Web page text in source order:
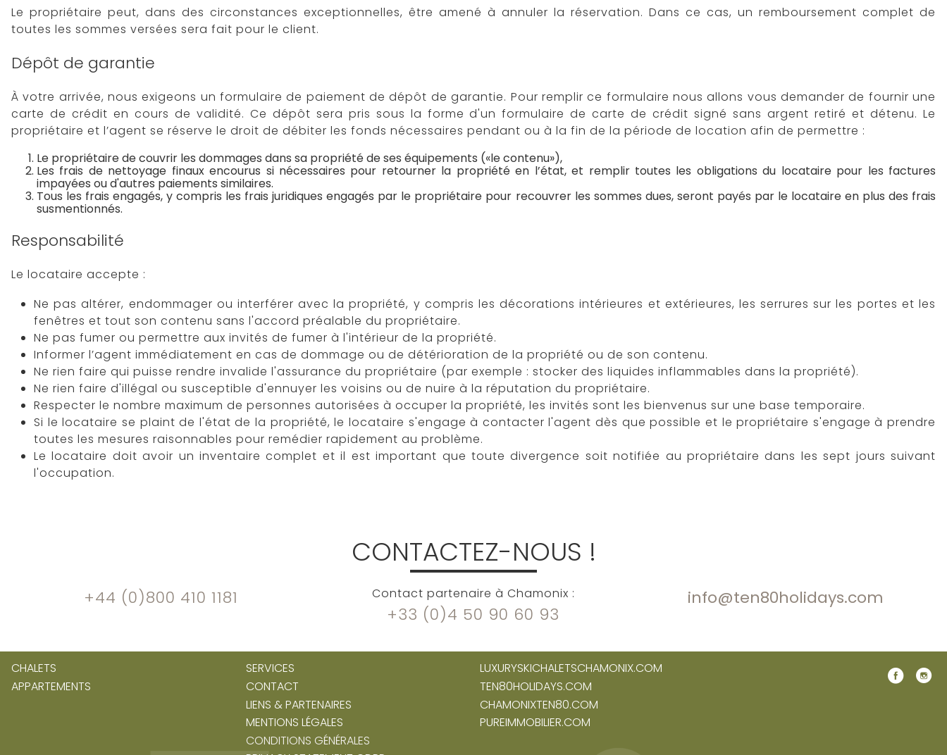
Le propriétaire peut, dans des circonstances exceptionnelles, être amené à annuler la réservation. Dans ce cas, un remboursement complet de
toutes les sommes versées sera fait pour le client.
Dépôt de garantie
À votre arrivée, nous exigeons un formulaire de paiement de dépôt de garantie. Pour remplir ce formulaire nous allons vous demander de fournir une
carte de crédit en cours de validité. Ce dépôt sera pris sous la forme d'un formulaire de carte de crédit signé sans argent retiré et détenu. Le
propriétaire et l’agent se réserve le droit de débiter les fonds nécessaires pendant ou à la fin de la période de location afin de permettre :
Le propriétaire de couvrir les dommages dans sa propriété de ses équipements («le contenu»),
Les frais de nettoyage finaux encourus si nécessaires pour retourner la propriété en l’état, et remplir toutes les obligations du locataire pour les factures
impayées ou d'autres paiements similaires.
Tous les frais engagés, y compris les frais juridiques engagés par le propriétaire pour recouvrer les sommes dues, seront payés par le locataire en plus des frais
susmentionnés.
Responsabilité
Le locataire accepte :
Ne pas altérer, endommager ou interférer avec la propriété, y compris les décorations intérieures et extérieures, les serrures sur les portes et les
fenêtres et tout son contenu sans l'accord préalable du propriétaire.
Ne pas fumer ou permettre aux invités de fumer à l'intérieur de la propriété.
Informer l’agent immédiatement en cas de dommage ou de détérioration de la propriété ou de son contenu.
Ne rien faire qui puisse rendre invalide l'assurance du propriétaire (par exemple : stocker des liquides inflammables dans la propriété).
Ne rien faire d'illégal ou susceptible d'ennuyer les voisins ou de nuire à la réputation du propriétaire.
Respecter le nombre maximum de personnes autorisées à occuper la propriété, les invités sont les bienvenus sur une base temporaire.
Si le locataire se plaint de l'état de la propriété, le locataire s'engage à contacter l'agent dès que possible et le propriétaire s'engage à prendre
toutes les mesures raisonnables pour remédier rapidement au problème.
Le locataire doit avoir un inventaire complet et il est important que toute divergence soit notifiée au propriétaire dans les sept jours suivant
l'occupation.
CONTACTEZ-NOUS !
+44 (0)800 410 1181 Contact partenaire à Chamonix :
+33 (0)4 50 90 60 93
info@ten80holidays.com
CHALETS
APPARTEMENTS
SERVICES
CONTACT
LIENS & PARTENAIRES
MENTIONS LÉGALES
CONDITIONS GÉNÉRALES
LUXURYSKICHALETSCHAMONIX.COM
TEN80HOLIDAYS.COM
CHAMONIXTEN80.COM
PUREIMMOBILIER.COM